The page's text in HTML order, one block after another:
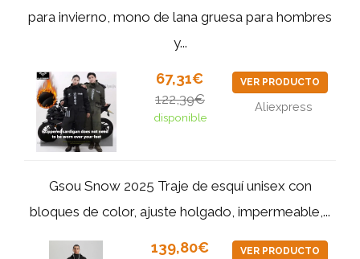
para invierno, mono de lana gruesa para hombres
y...
67,31€
122,39€
disponible
VER PRODUCTO
Aliexpress
Gsou Snow 2025 Traje de esquí unisex con
bloques de color, ajuste holgado, impermeable,...
139,80€ VER PRODUCTO